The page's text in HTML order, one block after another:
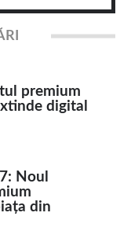
premium
digital
Noul
din